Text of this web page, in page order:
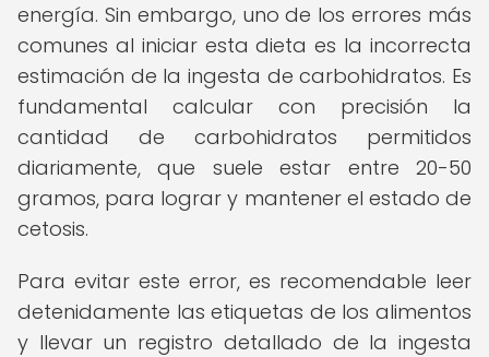
energía. Sin embargo, uno de los errores más
comunes al iniciar esta dieta es la incorrecta
estimación de la ingesta de carbohidratos. Es
fundamental calcular con precisión la
cantidad de carbohidratos permitidos
diariamente, que suele estar entre 20-50
gramos, para lograr y mantener el estado de
cetosis.
Para evitar este error, es recomendable leer
detenidamente las etiquetas de los alimentos
y llevar un registro detallado de la ingesta